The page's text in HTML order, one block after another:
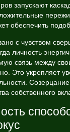
запускают
обеспечить
с чувством
личность
связь между
Это укрепляет
собственного